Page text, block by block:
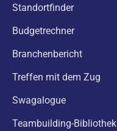
Standortfinder
Budgetrechner
Branchenbericht
Treffen mit dem Zug
Swagalogue
Teambuilding-Bibliothek